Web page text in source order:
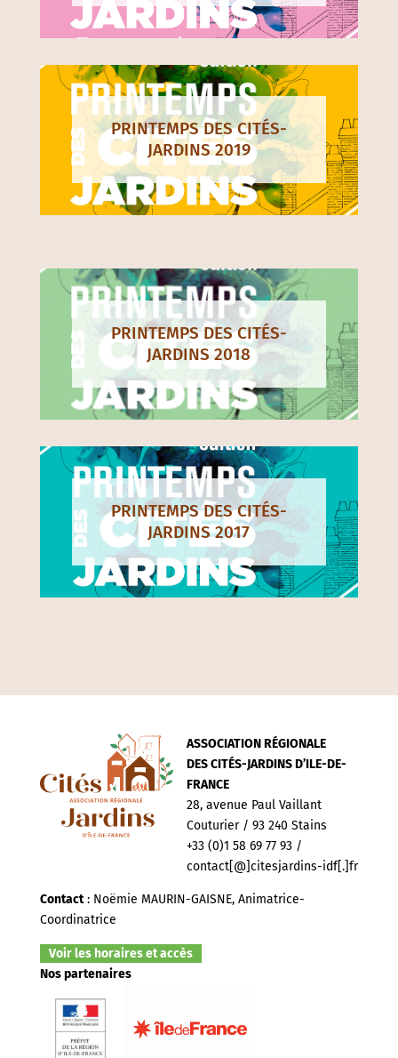
PRINTEMPS DES CITÉS-
JARDINS 2019
PRINTEMPS DES CITÉS-
JARDINS 2018
PRINTEMPS DES CITÉS-
JARDINS 2017
ASSOCIATION RÉGIONALE
DES CITÉS-JARDINS D’ILE-DE-
FRANCE
28, avenue Paul Vaillant
Couturier / 93 240 Stains
+33 (0)1 58 69 77 93 /
contact[@]citesjardins-idf[.]fr
Contact: Noëmie MAURIN-GAISNE, Animatrice-
Coordinatrice
Voir les horaires et accès
Nos partenaires